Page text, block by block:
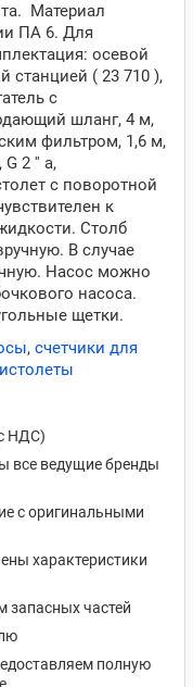
Материал
ПА 6. Для
осевой
станцией ( 23 710 ),
с
шланг, 4 м,
фильтром, 1,6 м,
2 '' a,
с поворотной
к
Столб
В случае
Насос можно
насоса.
щетки.
, счетчики для
НДС)
все ведущие бренды
с оригинальными
характеристики
запасных частей
полную